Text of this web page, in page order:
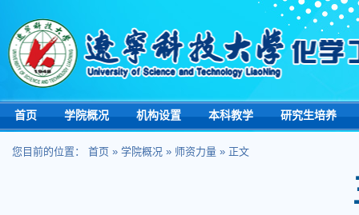
首页 学院概况 机构设置 本科教学 研究生培养
您目前的位置： 首页 » 学院概况 » 师资力量 » 正文